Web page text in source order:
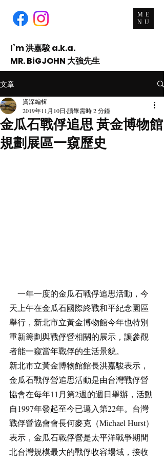
ME
NU
I’m 洪嘉駿 a.k.a.
MR. BiGJOHN 大強先生
文章
金瓜石戰俘追思 黃金博物館
規劃展區一窺歷史
資深編輯
2019年11月10日 讀畢需時 2 分鐘
天上午在金瓜石國際終戰和平紀念園區
舉行，新北市立黃金博物館今年也特別
重新籌劃與戰俘營相關的展示，讓參觀
者能一窺當年戰俘的生活景貌。
新北市立黃金博物館館長洪嘉駿表示，
金瓜石戰俘營追思活動是由台灣戰俘營
協會在每年11月第2週的週日舉辦，活動
自1997年發起至今已邁入第22年。台灣
戰俘營協會會長何麥克（Michael Hurst）
表示，金瓜石戰俘營是太平洋戰爭期間
北台灣規模最大的戰俘收容場域，接收